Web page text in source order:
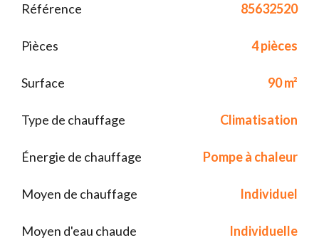
Référence 85632520
Pièces 4 pièces
Surface 90 m²
Type de chauffage Climatisation
Énergie de chauffage Pompe à chaleur
Moyen de chauffage Individuel
Moyen d'eau chaude Individuelle